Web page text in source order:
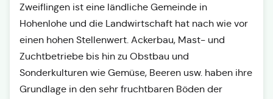
Zweiflingen ist eine ländliche Gemeinde in
Hohenlohe und die Landwirtschaft hat nach wie vor
einen hohen Stellenwert. Ackerbau, Mast- und
Zuchtbetriebe bis hin zu Obstbau und
Sonderkulturen wie Gemüse, Beeren usw. haben ihre
Grundlage in den sehr fruchtbaren Böden der